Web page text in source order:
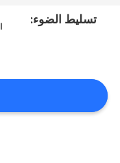
اطلب
اقتباس
تسليط الضوء: